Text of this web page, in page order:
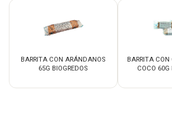
BARRITA CON ARÁNDANOS
65G BIOGREDOS
BARRITA
COCO 60G